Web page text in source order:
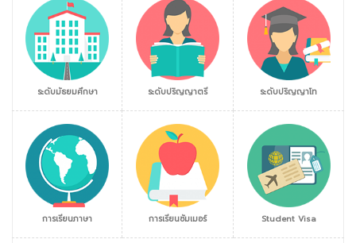
ระดับมัธยมศึกษา ระดับปริญญาตรี ระดับปริญญาโท
การเรียนภาษา การเรียนซัมเมอร์ Student Visa